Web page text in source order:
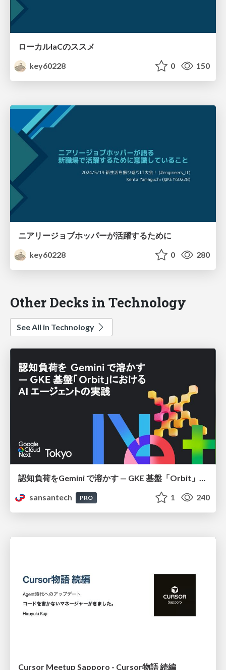
ローカルIaCのススメ
key60228
0 150
ニアリージョブホッパーが活躍するために
key60228
0 280
Other Decks in Technology
See All in Technology
認知負荷をGemini で溶かす — GKE 基盤「Orbit」における AI エージェントの実践
sansantech
PRO 1 240
Cursor Meetup Sapporo - Cursor物語 続編